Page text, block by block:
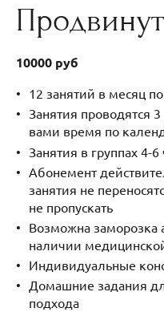
10000 руб
12 занятий в месяц
Занятия проводятся
вами время по
Занятия в группах 4-
Абонемент
занятия не
не пропускать
Возможна заморозка
наличии
Индивидуальные
Домашние задания
подхода